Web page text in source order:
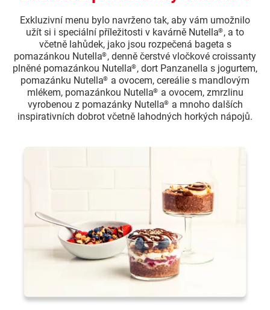
Exkluzivní menu bylo navrženo tak, aby vám umožnilo
užít si i speciální příležitosti v kavárně Nutella®, a to
včetně lahůdek, jako jsou rozpečená bageta s
pomazánkou Nutella®, denně čerstvé vločkové croissanty
plněné pomazánkou Nutella®, dort Panzanella s jogurtem,
pomazánku Nutella® a ovocem, cereálie s mandlovým
mlékem, pomazánkou Nutella® a ovocem, zmrzlinu
vyrobenou z pomazánky Nutella® a mnoho dalších
inspirativních dobrot včetně lahodných horkých nápojů.